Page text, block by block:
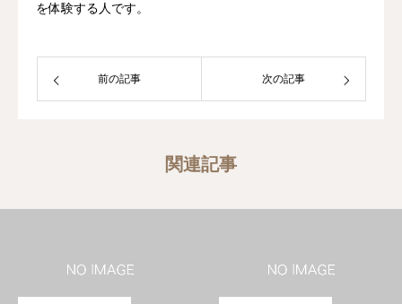
を体験する人です。
前の記事 次の記事
関連記事